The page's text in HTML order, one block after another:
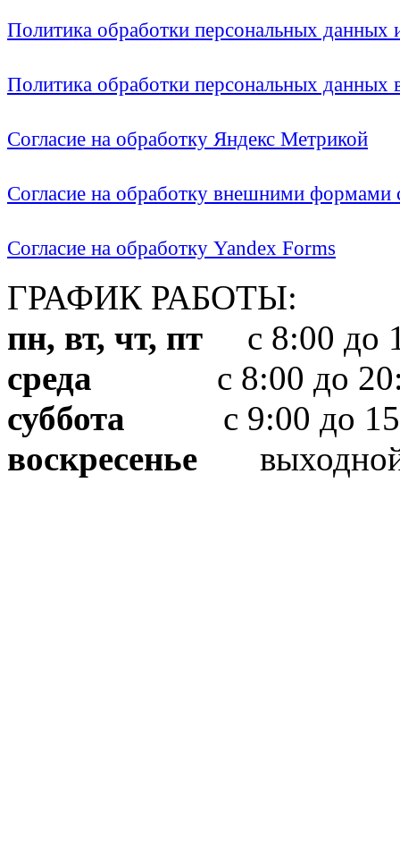
Политика обработки персональных
Политика обработки персональных
Согласие на обработку Яндекс Метрикой
Согласие на обработку внешними формами
Согласие на обработку Yandex Forms
ГРАФИК РАБОТЫ:
пн, вт, чт, пт с 8:00 до
среда с 8:00 до
суббота с 9:00 до
воскресенье